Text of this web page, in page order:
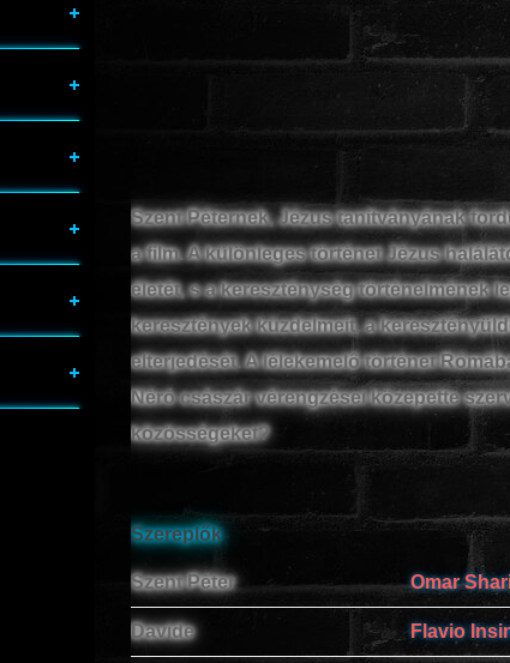
Szent Péternek, Jézus tanítványának
a film. A különleges történet Jézus
életét, s a kereszténység történelmének
keresztények küzdelmeit, a
elterjedését. A lélekemelő történet
Néró császár vérengzései közepette
közösségeket?
Szereplők
Szent Péter Omar
Davide Flavio